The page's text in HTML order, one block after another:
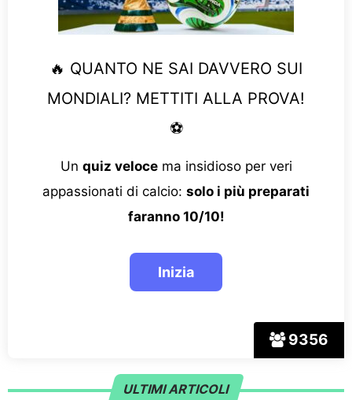
9356
🔥 QUANTO NE SAI DAVVERO SUI
MONDIALI? METTITI ALLA PROVA!
⚽
Un quiz velocema insidioso per veri
appassionati di calcio: solo i più preparati
faranno 10/10!
ULTIMI ARTICOLI